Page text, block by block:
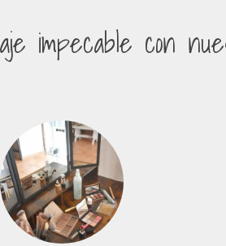
impecable con